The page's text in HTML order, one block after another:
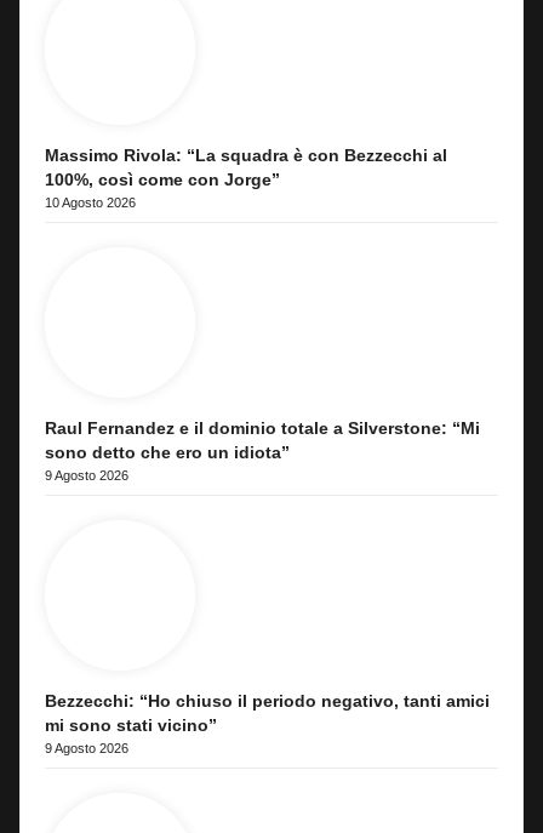
Massimo Rivola: “La squadra è con Bezzecchi al
100%, così come con Jorge”
10 Agosto 2026
Raul Fernandez e il dominio totale a Silverstone: “Mi
sono detto che ero un idiota”
9 Agosto 2026
Bezzecchi: “Ho chiuso il periodo negativo, tanti amici
mi sono stati vicino”
9 Agosto 2026